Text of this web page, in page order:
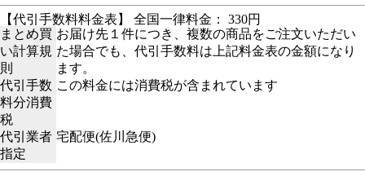
【代引手数料料金表】 全国一律料金： 330円
まとめ買
い計算規
則
お届け先１件につき、複数の商品をご注文いただい
た場合でも、代引手数料は上記料金表の金額になり
ます。
代引手数
料分消費
税
この料金には消費税が含まれています
代引業者
指定
宅配便(佐川急便)